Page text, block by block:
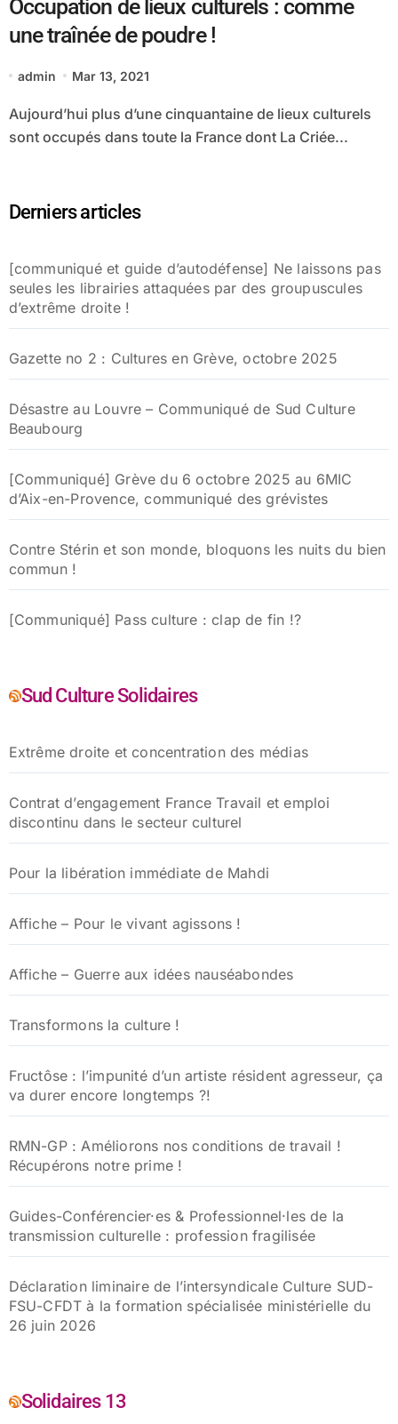
Occupation de lieux culturels : comme
une traînée de poudre !
admin Mar 13, 2021
Aujourd’hui plus d’une cinquantaine de lieux culturels
sont occupés dans toute la France dont La Criée...
Derniers articles
[communiqué et guide d’autodéfense] Ne laissons pas
seules les librairies attaquées par des groupuscules
d’extrême droite !
Gazette no 2 : Cultures en Grève, octobre 2025
Désastre au Louvre – Communiqué de Sud Culture
Beaubourg
[Communiqué] Grève du 6 octobre 2025 au 6MIC
d’Aix-en-Provence, communiqué des grévistes
Contre Stérin et son monde, bloquons les nuits du bien
commun !
[Communiqué] Pass culture : clap de fin !?
Sud Culture Solidaires
Extrême droite et concentration des médias
Contrat d’engagement France Travail et emploi
discontinu dans le secteur culturel
Pour la libération immédiate de Mahdi
Affiche – Pour le vivant agissons !
Affiche – Guerre aux idées nauséabondes
Transformons la culture !
Fructôse : l’impunité d’un artiste résident agresseur, ça
va durer encore longtemps ?!
RMN-GP : Améliorons nos conditions de travail !
Récupérons notre prime !
Guides-Conférencier·es & Professionnel·les de la
transmission culturelle : profession fragilisée
Déclaration liminaire de l’intersyndicale Culture SUD-
FSU-CFDT à la formation spécialisée ministérielle du
26 juin 2026
Solidaires 13